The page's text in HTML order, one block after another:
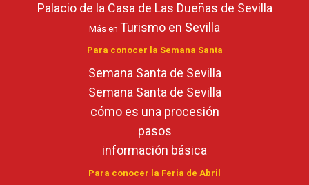
Palacio de la Casa de Las Dueñas de Sevilla
Más en Turismo en Sevilla
Para conocer la Semana Santa
Semana Santa de Sevilla
Semana Santa de Sevilla
cómo es una procesión
pasos
información básica
Para conocer la Feria de Abril